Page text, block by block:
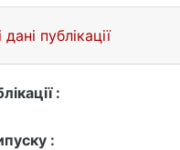
публікації
:
: